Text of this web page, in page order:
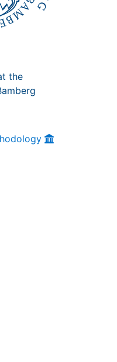
the